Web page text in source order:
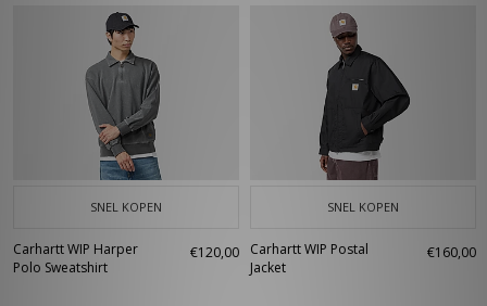
SNEL KOPEN
Carhartt WIP Harper
Polo Sweatshirt
€120,00
SNEL KOPEN
Carhartt WIP Postal
Jacket
€160,00